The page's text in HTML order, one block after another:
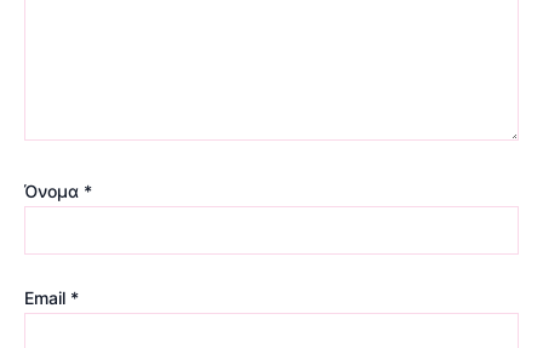
Όνομα *
Email *